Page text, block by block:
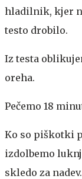
hladilnik, kjer
testo drobilo.
Iz testa
oreha.
Pečemo 18
Ko so piškotki
izdolbemo
skledo za nadev.